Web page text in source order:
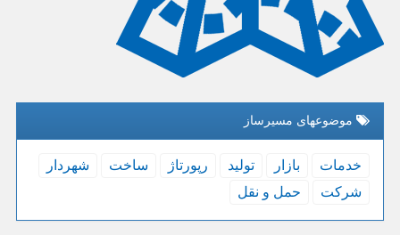
موضوعهای مسیرساز
خدمات بازار تولید رپورتاژ ساخت
شهردار
شركت
حمل و نقل